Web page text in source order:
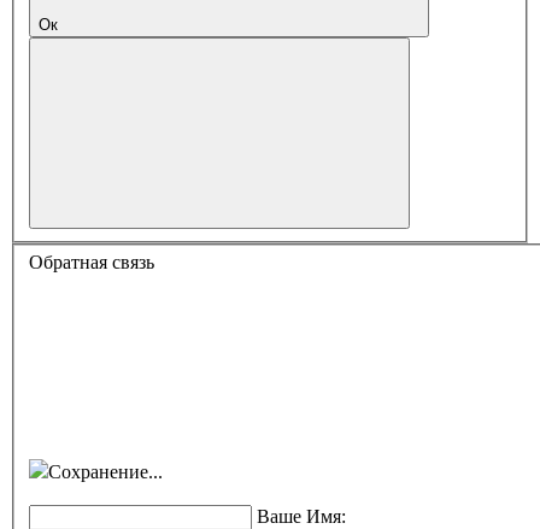
Ок
Обратная связь
Сохранение...
Ваше Имя: